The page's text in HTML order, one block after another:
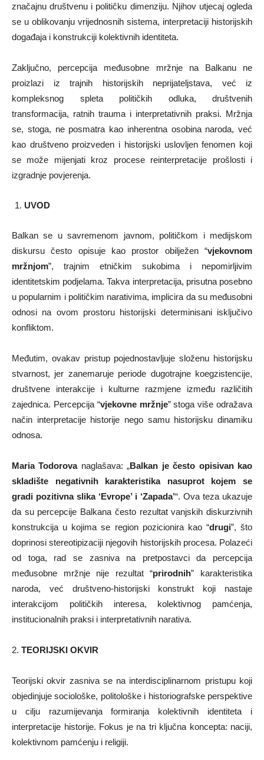
značajnu društvenu i političku dimenziju. Njihov utjecaj ogleda
se u oblikovanju vrijednosnih sistema, interpretaciji historijskih
događaja i konstrukciji kolektivnih identiteta.
Zaključno, percepcija međusobne mržnje na Balkanu ne
proizlazi iz trajnih historijskih neprijateljstava, već iz
kompleksnog spleta političkih odluka, društvenih
transformacija, ratnih trauma i interpretativnih praksi. Mržnja
se, stoga, ne posmatra kao inherentna osobina naroda, već
kao društveno proizveden i historijski uslovljen fenomen koji
se može mijenjati kroz procese reinterpretacije prošlosti i
izgradnje povjerenja.
UVOD
Balkan se u savremenom javnom, političkom i medijskom
diskursu često opisuje kao prostor obilježen “vjekovnom
mržnjom”, trajnim etničkim sukobima i nepomirljivim
identitetskim podjelama. Takva interpretacija, prisutna posebno
u popularnim i političkim narativima, implicira da su međusobni
odnosi na ovom prostoru historijski determinisani isključivo
konfliktom.
Međutim, ovakav pristup pojednostavljuje složenu historijsku
stvarnost, jer zanemaruje periode dugotrajne koegzistencije,
društvene interakcije i kulturne razmjene između različitih
zajednica. Percepcija “vjekovne mržnje” stoga više odražava
način interpretacije historije nego samu historijsku dinamiku
odnosa.
Maria Todorovanaglašava: „Balkan je često opisivan kao
skladište negativnih karakteristika nasuprot kojem se
gradi pozitivna slika ‘Evrope’ i ‘Zapada’“. Ova teza ukazuje
da su percepcije Balkana često rezultat vanjskih diskurzivnih
konstrukcija u kojima se region pozicionira kao “drugi”, što
doprinosi stereotipizaciji njegovih historijskih procesa. Polazeći
od toga, rad se zasniva na pretpostavci da percepcija
međusobne mržnje nije rezultat “prirodnih” karakteristika
naroda, već društveno-historijski konstrukt koji nastaje
interakcijom političkih interesa, kolektivnog pamćenja,
institucionalnih praksi i interpretativnih narativa.
2. TEORIJSKI OKVIR
Teorijski okvir zasniva se na interdisciplinarnom pristupu koji
objedinjuje sociološke, politološke i historiografske perspektive
u cilju razumijevanja formiranja kolektivnih identiteta i
interpretacije historije. Fokus je na tri ključna koncepta: naciji,
kolektivnom pamćenju i religiji.